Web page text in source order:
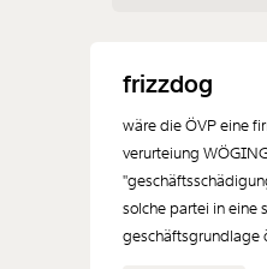
frizzdog
wäre die ÖVP eine
verurteiung
solche partei in eine
geschäftsgrundlage